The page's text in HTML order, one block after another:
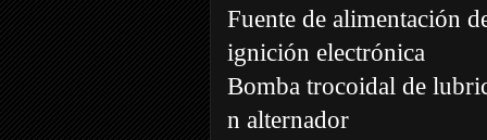
Fuente de alimentación
ignición electrónica
Bomba trocoidal de
n alternador